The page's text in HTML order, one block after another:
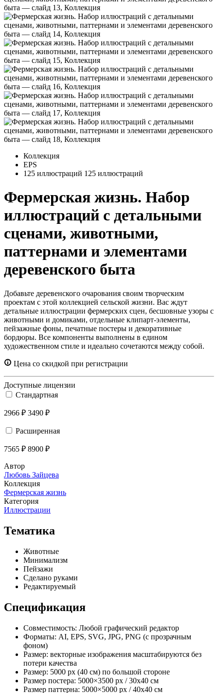
Коллекция
EPS
125 иллюстраций 125 иллюстраций
Фермерская жизнь. Набор
иллюстраций с детальными
сценами, животными,
паттернами и элементами
деревенского быта
Добавьте деревенского очарования своим творческим
проектам с этой коллекцией сельской жизни. Вас ждут
детальные иллюстрации фермерских сцен, бесшовные узоры с
животными и домиками, отдельные клипарт-элементы,
пейзажные фоны, печатные постеры и декоративные
бордюры. Все компоненты выполнены в едином
художественном стиле и идеально сочетаются между собой.
Цена со скидкой при регистрации
Доступные лицензии
Стандартная
2966 ₽ 3490 ₽
Расширенная
7565 ₽ 8900 ₽
Автор
Любовь Зайцева
Коллекция
Фермерская жизнь
Категория
Иллюстрации
Тематика
Животные
Минимализм
Пейзажи
Сделано руками
Редактируемый
Спецификация
Совместимость: Любой графический редактор
Форматы: AI, EPS, SVG, JPG, PNG (с прозрачным
фоном)
Размер: векторные изображения масштабируются без
потери качества
Размер: 5000 px (40 см) по большой стороне
Размер постера: 5000×3500 px / 30х40 см
Размер паттерна: 5000×5000 px / 40х40 см